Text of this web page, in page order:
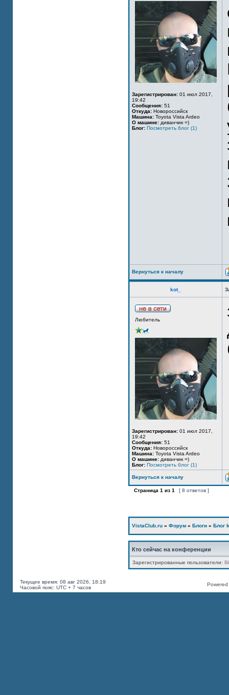
Зарегистрирован: 01 июл 2017,
19:42
Сообщения: 51
Откуда: Новороссийск
Машина: Toyota Vista Ardeo
О машине: диванчик =)
Блог: Посмотреть блог (1)
Вернуться к началу
kot_
Любитель
Зарегистрирован: 01 июл 2017,
19:42
Сообщения: 51
Откуда: Новороссийск
Машина: Toyota Vista Ardeo
О машине: диванчик =)
Блог: Посмотреть блог (1)
Вернуться к началу
Страница 1 из 1 [ 8 ответов ]
VistaClub.ru » Форум » Блоги » Блог
Кто сейчас на конференции
Зарегистрированные пользователи:
Текущее время: 08 авг 2026, 18:19
Часовой пояс: UTC + 7 часов